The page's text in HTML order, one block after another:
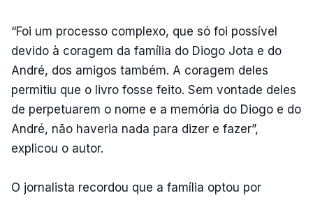
“Foi um processo complexo, que só foi possível
devido à coragem da família do Diogo Jota e do
André, dos amigos também. A coragem deles
permitiu que o livro fosse feito. Sem vontade deles
de perpetuarem o nome e a memória do Diogo e do
André, não haveria nada para dizer e fazer”,
explicou o autor.
O jornalista recordou que a família optou por